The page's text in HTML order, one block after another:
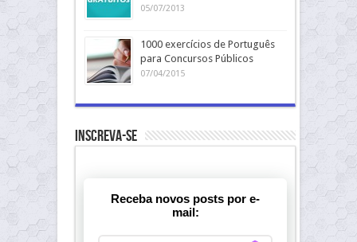
05/07/2013
1000 exercícios de Português
para Concursos Públicos
07/04/2015
Inscreva-se
Receba novos posts por e-
mail: